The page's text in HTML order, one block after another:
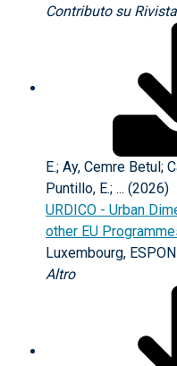
Contributo su Rivista
E.; Ay, Cemre Betul;
Puntillo, E.; ... (2026)
URDICO - Urban
other EU
Luxembourg,
Altro